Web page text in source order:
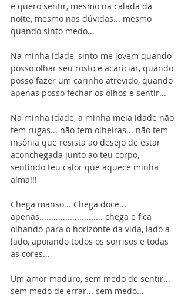
e quero sentir, mesmo na calada da
noite, mesmo nas dúvidas... mesmo
quando sinto medo...
Na minha idade, sinto-me jovem quando
posso olhar seu rosto e acariciar, quando
posso fazer um carinho atrevido, quando
apenas posso fechar os olhos e sentir...
Na minha idade, a minha meia idade não
tem rugas... não tem olheiras... não tem
insônia que resista ao desejo de estar
aconchegada junto ao teu corpo,
sentindo teu calor que aquece minha
alma!!!
Chega manso... Chega doce...
apenas........................... chega e fica
olhando para o horizonte da vida, lado a
lado, apoiando todos os sorrisos e todas
as cores...
Um amor maduro, sem medo de sentir...
sem medo de errar... sem medo...